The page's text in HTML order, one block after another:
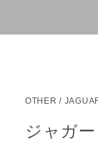
OTHER /
ジャガ